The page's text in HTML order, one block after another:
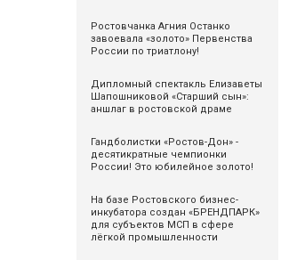
Ростовчанка Агния Останко
завоевала «золото» Первенства
России по триатлону!
Дипломный спектакль Елизаветы
Шапошниковой «Старший сын»:
аншлаг в ростовской драме
Гандболистки «Ростов-Дон» -
десятикратные чемпионки
России! Это юбилейное золото!
На базе Ростовского бизнес-
инкубатора создан «БРЕНДПАРК»
для субъектов МСП в сфере
лёгкой промышленности